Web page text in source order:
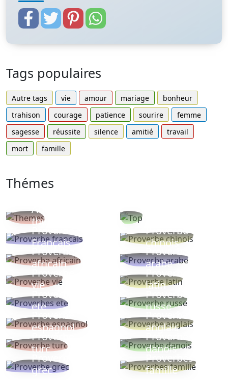
Tags populaires
Autre tags vie amour mariage
bonheur
trahison
courage patience sourire
femme
sagesse
réussite silence amitié
travail
mort
famille
Thémes
Autres
thèmes
Proverbe
Français
Proverbe
chinois
Proverbe
africain
Proverbe
arabe
Proverbe
vie
Proverbe
latin
Proverbes
ete
Proverbe
russe
Proverbe
espagnol
Proverbe
anglais
Proverbe
turc
Proverbe
danois
Proverbe
grec
Proverbes
famille